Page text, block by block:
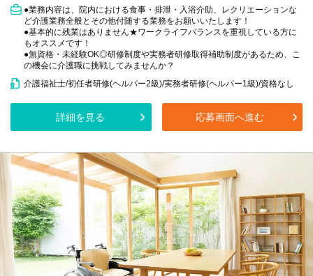
●業務内容は、院内における食事・排泄・入浴介助、レクリエーションな
ど介護業務全般とその他付随する業務をお願いいたします！
●基本的に残業はありません★ワークライフバランスを重視している方に
もオススメです！
●無資格・未経験OK◎研修制度や実務者研修取得補助制度があるため、こ
の機会に介護職に挑戦してみませんか？
介護福祉士/初任者研修(ヘルパー2級)/実務者研修(ヘルパー1級)/資格なし
詳細を見る 応募画面へ進む